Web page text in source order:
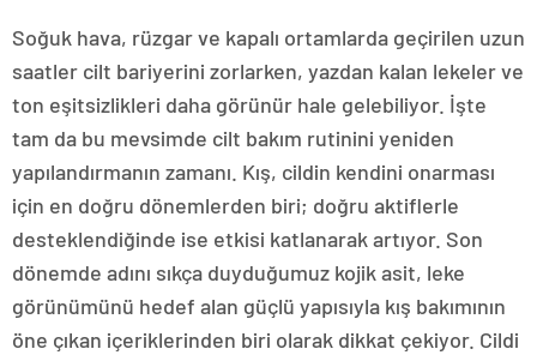
Soğuk hava, rüzgar ve kapalı ortamlarda geçirilen uzun
saatler cilt bariyerini zorlarken, yazdan kalan lekeler ve
ton eşitsizlikleri daha görünür hale gelebiliyor. İşte
tam da bu mevsimde cilt bakım rutinini yeniden
yapılandırmanın zamanı. Kış, cildin kendini onarması
için en doğru dönemlerden biri; doğru aktiflerle
desteklendiğinde ise etkisi katlanarak artıyor. Son
dönemde adını sıkça duyduğumuz kojik asit, leke
görünümünü hedef alan güçlü yapısıyla kış bakımının
öne çıkan içeriklerinden biri olarak dikkat çekiyor. Cildi